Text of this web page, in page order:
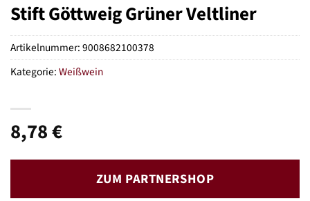
Stift Göttweig Grüner Veltliner
8,78€
ZUM PARTNERSHOP
Artikelnummer:9008682100378
Kategorie:Weißwein